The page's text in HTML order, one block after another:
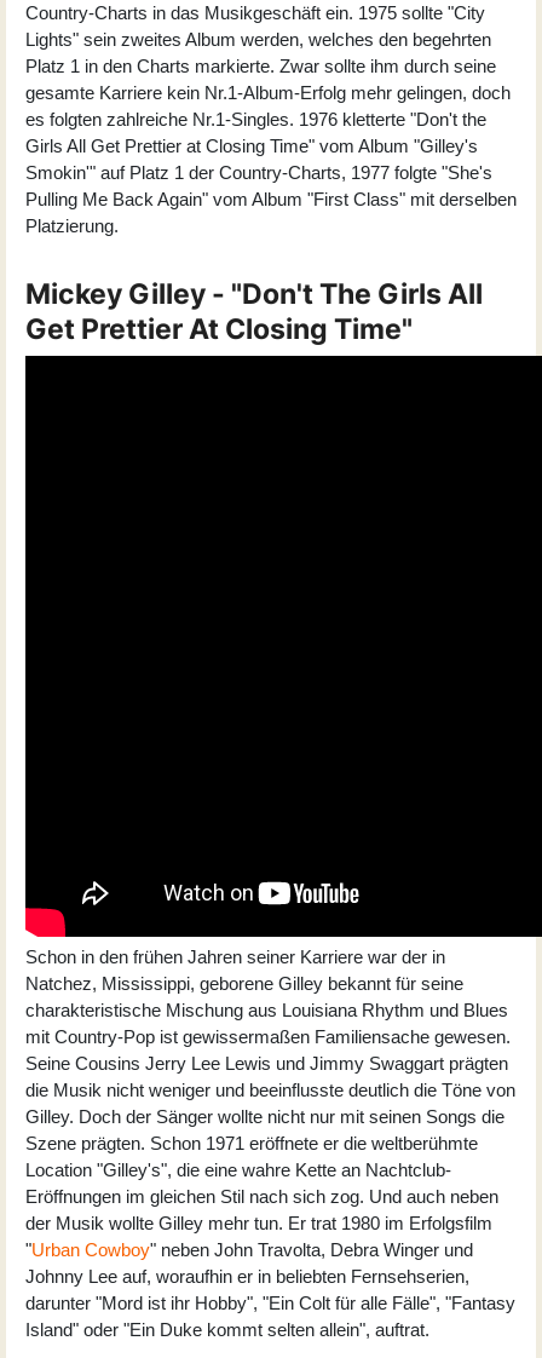
Country-Charts in das Musikgeschäft ein. 1975 sollte "City
Lights" sein zweites Album werden, welches den begehrten
Platz 1 in den Charts markierte. Zwar sollte ihm durch seine
gesamte Karriere kein Nr.1-Album-Erfolg mehr gelingen, doch
es folgten zahlreiche Nr.1-Singles. 1976 kletterte "Don't the
Girls All Get Prettier at Closing Time" vom Album "Gilley's
Smokin'" auf Platz 1 der Country-Charts, 1977 folgte "She's
Pulling Me Back Again" vom Album "First Class" mit derselben
Platzierung.
Mickey Gilley - "Don't The Girls All
Get Prettier At Closing Time"
Schon in den frühen Jahren seiner Karriere war der in
Natchez, Mississippi, geborene Gilley bekannt für seine
charakteristische Mischung aus Louisiana Rhythm und Blues
mit Country-Pop ist gewissermaßen Familiensache gewesen.
Seine Cousins Jerry Lee Lewis und Jimmy Swaggart prägten
die Musik nicht weniger und beeinflusste deutlich die Töne von
Gilley. Doch der Sänger wollte nicht nur mit seinen Songs die
Szene prägten. Schon 1971 eröffnete er die weltberühmte
Location "Gilley's", die eine wahre Kette an Nachtclub-
Eröffnungen im gleichen Stil nach sich zog. Und auch neben
der Musik wollte Gilley mehr tun. Er trat 1980 im Erfolgsfilm
"Urban Cowboy" neben John Travolta, Debra Winger und
Johnny Lee auf, woraufhin er in beliebten Fernsehserien,
darunter "Mord ist ihr Hobby", "Ein Colt für alle Fälle", "Fantasy
Island" oder "Ein Duke kommt selten allein", auftrat.